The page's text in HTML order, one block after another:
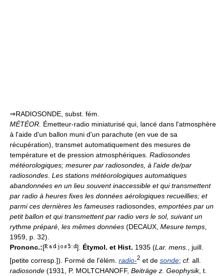
⇒RADIOSONDE, subst. fém.
MÉTÉOR. Émetteur-radio miniaturisé qui, lancé dans l'atmosphère
à l'aide d'un ballon muni d'un parachute (en vue de sa
récupération), transmet automatiquement des mesures de
température et de pression atmosphériques. Radiosondes
météorologiques; mesurer par radiosondes, à l'aide de/par
radiosondes Les stations météorologiques automatiques
abandonnées en un lieu souvent inaccessible et qui transmettent
par radio à heures fixes les données aérologiques recueillies; et
parmi ces dernières les fameuses radiosondes, emportées par un
petit ballon et qui transmettent par radio vers le sol, suivant un
rythme préparé, les mêmes données (DECAUX, Mesure temps
1959, p. 32).
Prononc.:[ ]. Étymol. et Hist. 1935 (Lar. mens.
, juill.
[petite corresp.]). Formé de l'élém. radio-2 et de sonde; cf. all.
radiosonde (1931, P. MOLTCHANOFF, Beiträge z. Geophysik, t.